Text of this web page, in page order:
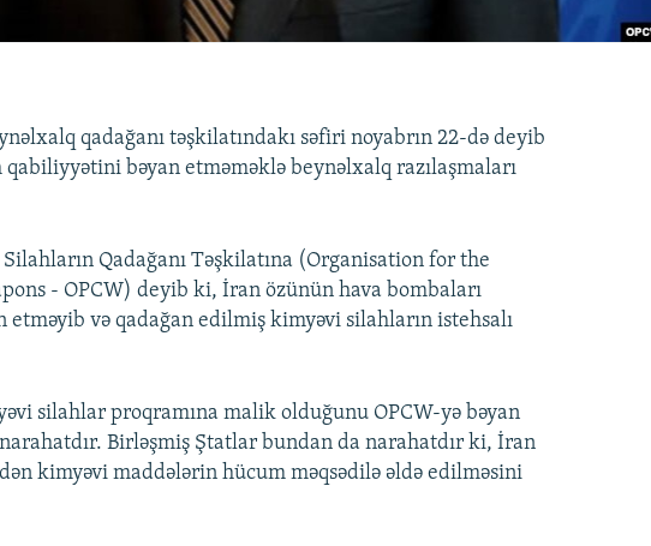
qadağanı təşkilatındakı səfiri noyabrın 22-də deyib
bəyan etməməklə beynəlxalq razılaşmaları
Qadağanı Təşkilatına (Organisation for the
- OPCW) deyib ki, İran özünün hava bombaları
və qadağan edilmiş kimyəvi silahların istehsalı
silahlar proqramına malik olduğunu OPCW-yə bəyan
Birləşmiş Ştatlar bundan da narahatdır ki, İran
kimyəvi maddələrin hücum məqsədilə əldə edilməsini